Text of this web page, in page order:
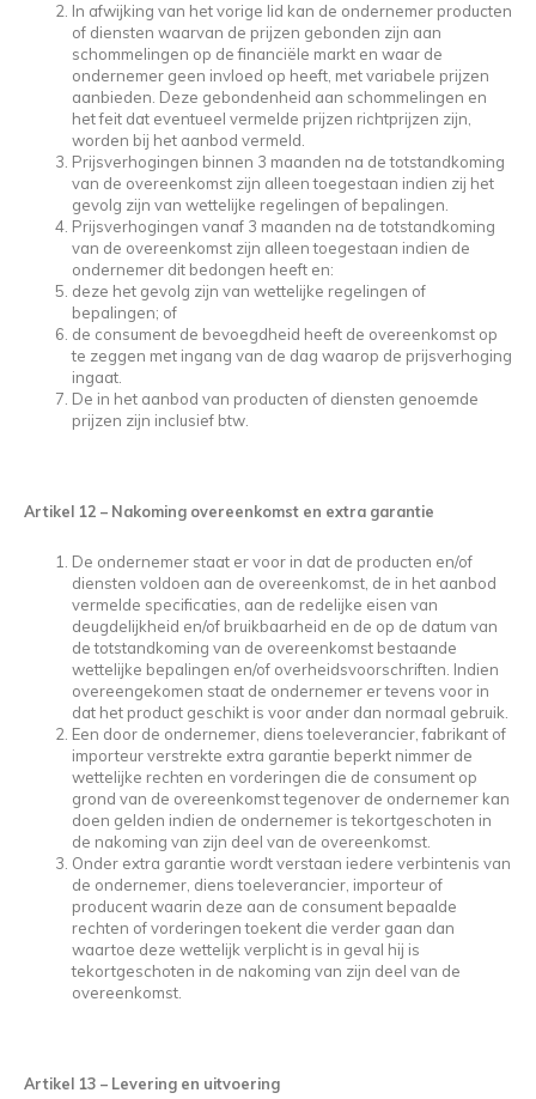
In afwijking van het vorige lid kan de ondernemer producten
of diensten waarvan de prijzen gebonden zijn aan
schommelingen op de financiële markt en waar de
ondernemer geen invloed op heeft, met variabele prijzen
aanbieden. Deze gebondenheid aan schommelingen en
het feit dat eventueel vermelde prijzen richtprijzen zijn,
worden bij het aanbod vermeld.
Prijsverhogingen binnen 3 maanden na de totstandkoming
van de overeenkomst zijn alleen toegestaan indien zij het
gevolg zijn van wettelijke regelingen of bepalingen.
Prijsverhogingen vanaf 3 maanden na de totstandkoming
van de overeenkomst zijn alleen toegestaan indien de
ondernemer dit bedongen heeft en:
deze het gevolg zijn van wettelijke regelingen of
bepalingen; of
de consument de bevoegdheid heeft de overeenkomst op
te zeggen met ingang van de dag waarop de prijsverhoging
ingaat.
De in het aanbod van producten of diensten genoemde
prijzen zijn inclusief btw.
Artikel 12 – Nakoming overeenkomst en extra garantie
De ondernemer staat er voor in dat de producten en/of
diensten voldoen aan de overeenkomst, de in het aanbod
vermelde specificaties, aan de redelijke eisen van
deugdelijkheid en/of bruikbaarheid en de op de datum van
de totstandkoming van de overeenkomst bestaande
wettelijke bepalingen en/of overheidsvoorschriften. Indien
overeengekomen staat de ondernemer er tevens voor in
dat het product geschikt is voor ander dan normaal gebruik.
Een door de ondernemer, diens toeleverancier, fabrikant of
importeur verstrekte extra garantie beperkt nimmer de
wettelijke rechten en vorderingen die de consument op
grond van de overeenkomst tegenover de ondernemer kan
doen gelden indien de ondernemer is tekortgeschoten in
de nakoming van zijn deel van de overeenkomst.
Onder extra garantie wordt verstaan iedere verbintenis van
de ondernemer, diens toeleverancier, importeur of
producent waarin deze aan de consument bepaalde
rechten of vorderingen toekent die verder gaan dan
waartoe deze wettelijk verplicht is in geval hij is
tekortgeschoten in de nakoming van zijn deel van de
overeenkomst.
Artikel 13 – Levering en uitvoering